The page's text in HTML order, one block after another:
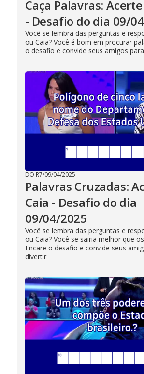
Caça Palavras:
- Desafio do dia 09/
Você se lembra das perguntas e
ou Caia? Você é bom em procurar
o desafio e convide seus amigos
DO R7/09/04/2025
Palavras Cruzadas:
Caia - Desafio do dia
09/04/2025
Você se lembra das perguntas e
ou Caia? Você se sairia melhor que
Encare o desafio e convide seus
divertir